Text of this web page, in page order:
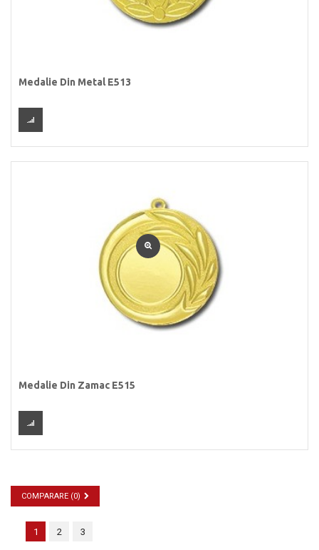
Medalie Din Metal E513
Medalie Din Zamac E515
COMPARARE (0)
1 2 3